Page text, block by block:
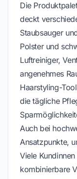
Die
deckt
Staubsauger
Polster und
Luftreiniger,
angenehmes
Haarstyling-
die tägliche
Auch bei
Ansatzpunkte,
Viele
kombinierbare